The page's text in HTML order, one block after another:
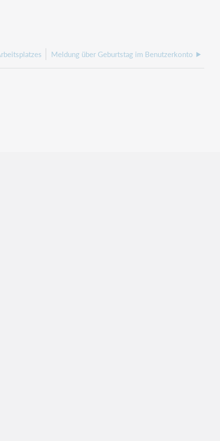
Meldung über Geburtstag im Benutzerkonto